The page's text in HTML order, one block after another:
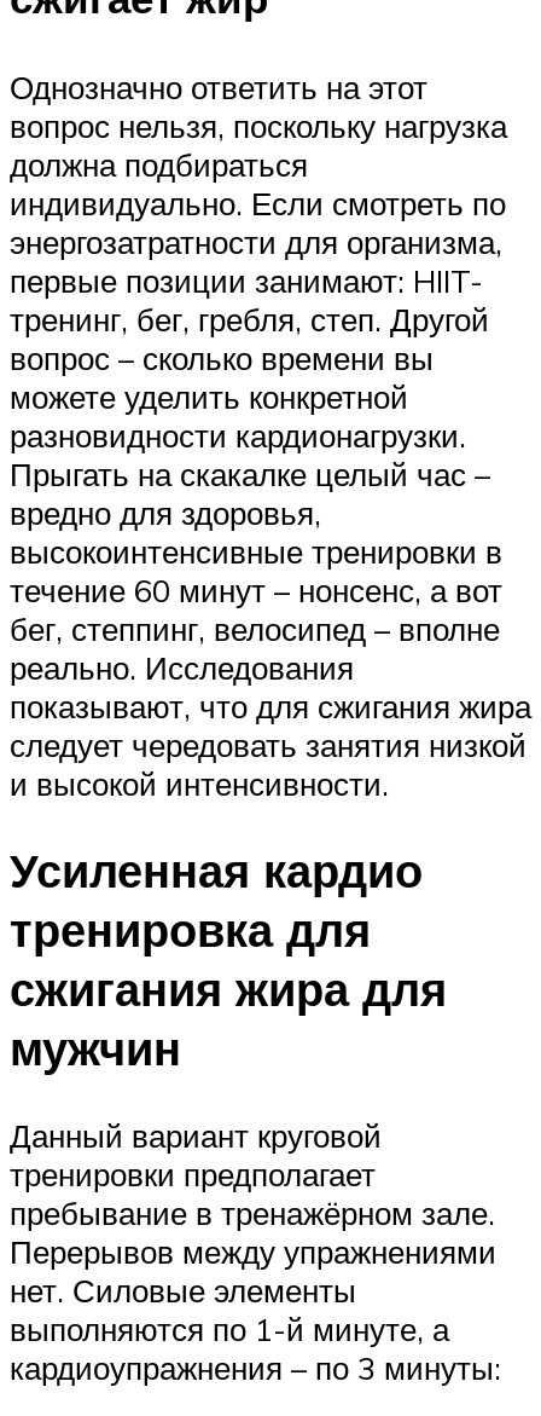
Однозначно ответить на этот
вопрос нельзя, поскольку нагрузка
должна подбираться
индивидуально. Если смотреть по
энергозатратности для организма,
первые позиции занимают: HIIT-
тренинг, бег, гребля, степ. Другой
вопрос – сколько времени вы
можете уделить конкретной
разновидности кардионагрузки.
Прыгать на скакалке целый час –
вредно для здоровья,
высокоинтенсивные тренировки в
течение 60 минут – нонсенс, а вот
бег, степпинг, велосипед – вполне
реально. Исследования
показывают, что для сжигания жира
следует чередовать занятия низкой
и высокой интенсивности.
Усиленная кардио
тренировка для
сжигания жира для
мужчин
Данный вариант круговой
тренировки предполагает
пребывание в тренажёрном зале.
Перерывов между упражнениями
нет. Силовые элементы
выполняются по 1-й минуте, а
кардиоупражнения – по 3 минуты: